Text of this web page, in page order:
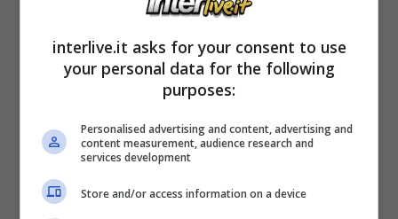
LEGGI ANCHE >>> Agente Eriksen: “Non
molla, ma ora deve riposare” | La decisione
Calciomercato Inter, Paulo
Otavio con uno scambio:
interlive.it asks for your consent to use
your personal data for the following
purposes:
Personalised advertising and content, advertising and
content measurement, audience research and
services development
Store and/or access information on a device